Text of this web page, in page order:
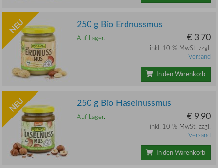
NEU 250 g Bio Erdnussmus
Auf Lager. € 3,70
inkl. 10 % MwSt. zzgl.
Versand
In den Warenkorb
NEU 250 g Bio Haselnussmus
Auf Lager. € 9,90
inkl. 10 % MwSt. zzgl.
Versand
In den Warenkorb